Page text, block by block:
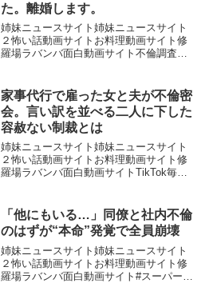
た。離婚します。
姉妹ニュースサイト姉妹ニュースサイト
２怖い話動画サイトお料理動画サイト修
羅場ラバンバ面白動画サイト不倫調査依
探偵社です。年間の相談件数は15,000件
長...
家事代行で雇った女と夫が不倫密
会。言い訳を並べる二人に下した
容赦ない制裁とは
姉妹ニュースサイト姉妹ニュースサイト
２怖い話動画サイトお料理動画サイト修
羅場ラバンバ面白動画サイトTikTok毎日
(VOICEVOX:冥鳴ひ...
「他にもいる…」同僚と社内不倫
のはずが“本命”発覚で全員崩壊
姉妹ニュースサイト姉妹ニュースサイト
２怖い話動画サイトお料理動画サイト修
羅場ラバンバ面白動画サイト#スーパーノ